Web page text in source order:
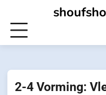
content
2-4 Vorming: